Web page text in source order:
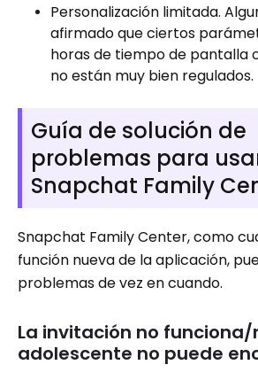
Personalización limitada.
afirmado que ciertos
horas de tiempo de pantalla
no están muy bien regulados.
Guía de solución de
problemas para
Snapchat Family
Snapchat Family Center, como
función nueva de la aplicación,
problemas de vez en cuando.
La invitación no funciona/
adolescente no puede